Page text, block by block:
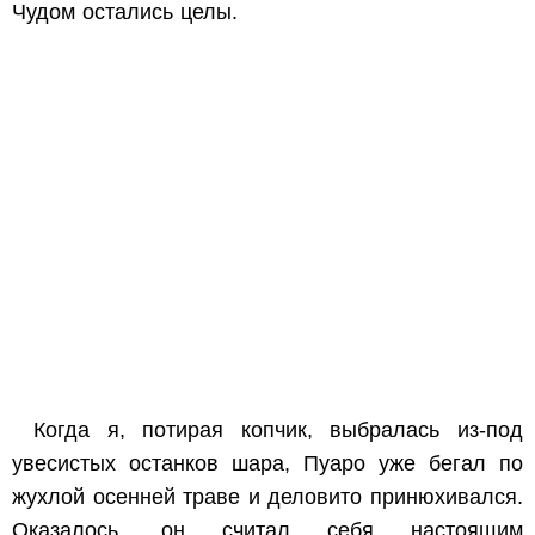
Чудом остались целы.
Когда я, потирая копчик, выбралась из-под
увесистых останков шара, Пуаро уже бегал по
жухлой осенней траве и деловито принюхивался.
Оказалось, он считал себя настоящим